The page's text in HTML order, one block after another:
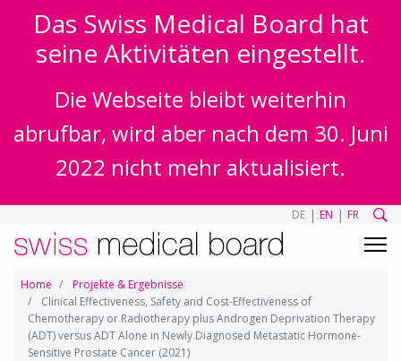
Das Swiss Medical Board hat
seine Aktivitäten eingestellt.
Die Webseite bleibt weiterhin
abrufbar, wird aber nach dem 30. Juni
2022 nicht mehr aktualisiert.
DE | EN | FR
Home
Projekte & Ergebnisse
Clinical Effectiveness, Safety and Cost-Effectiveness of
Chemotherapy or Radiotherapy plus Androgen Deprivation Therapy
(ADT) versus ADT Alone in Newly Diagnosed Metastatic Hormone-
Sensitive Prostate Cancer (2021)